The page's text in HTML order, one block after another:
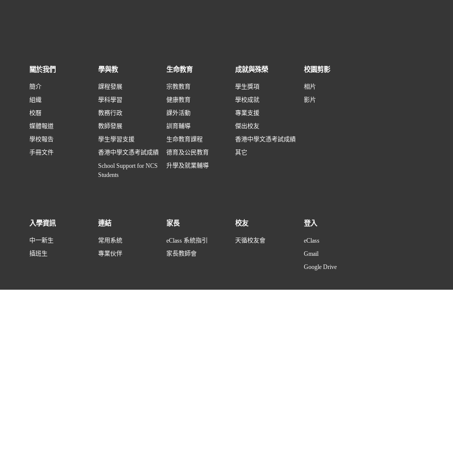
關於我們
簡介
組織
校曆
媒體報道
學校報告
手冊文件
學與教
課程發展
學科學習
教務行政
教師發展
學生學習支援
香港中學文憑考試成績
School Support for NCS
Students
生命教育
宗教教育
健康教育
課外活動
訓育輔導
生命教育課程
德育及公民教育
升學及就業輔導
成就與殊榮
學生獎項
學校成就
專業支援
傑出校友
香港中學文憑考試成績
其它
校園剪影
相片
影片
入學資訊
中一新生
插班生
連結
常用系統
專業伙伴
家長
eClass 系統指引
家長教師會
校友
天循校友會
登入
eClass
Gmail
Google Drive